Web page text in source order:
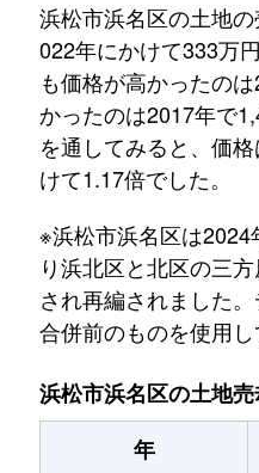
浜松市浜名区の土地
022年にかけて333万
も価格が高かったの
かったのは2017年で
を通してみると、価
けて1.17倍でした。
※浜松市浜名区は2024
り浜北区と北区の三
され再編されました
合併前のものを使用し
浜松市浜名区の土地売
年